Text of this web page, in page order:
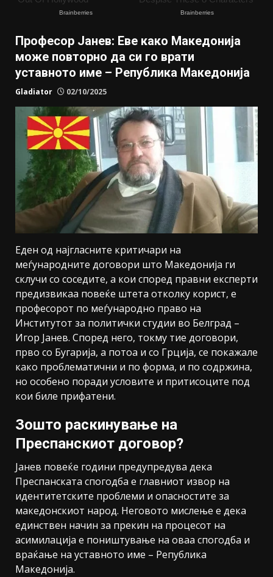
Професор Јанев: Еве како Македонија
може повторно да си го врати
уставното име – Република Македонија
Gladiator 02/10/2025
Еден од најгласните критичари на
меѓународните договори што Македонија ги
склучи со соседите, а кои според правни експерти
предизвикаа повеќе штета отколку корист, е
професорот по меѓународно право на
Институтот за политички студии во Белград –
Игор Јанев. Според него, токму тие договори,
прво со Бугарија, а потоа и со Грција, се покажале
како проблематични и по форма, и по содржина,
но особено поради условите и притисоците под
кои биле прифатени.
Зошто раскинување на
Преспанскиот договор?
Јанев повеќе години предупредува дека
Преспанската спогодба е главниот извор на
идентитетските проблеми и опасностите за
македонскиот народ. Неговото мислење е дека
единствен начин за прекин на процесот на
асимилација е поништување на оваа спогодба и
враќање на уставното име – Република
Македонија.